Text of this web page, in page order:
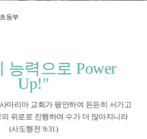
초등부
능력으로 Power
Up!"
마리아 교회가 평안하여 든든히 서가고
위로로 진행하여 수가 더 많아지니라
(사도행전 9:31)